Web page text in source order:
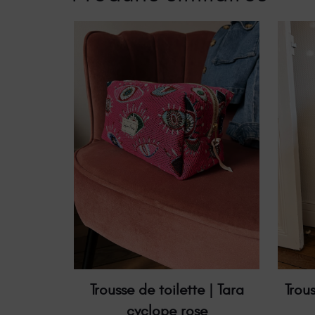
Trousse de toilette | Tara
cyclope rose